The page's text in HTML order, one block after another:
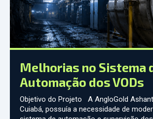
Melhorias no Sistema
Automação dos VODs
Objetivo do Projeto A AngloGold
Cuiabá, possuía a necessidade de